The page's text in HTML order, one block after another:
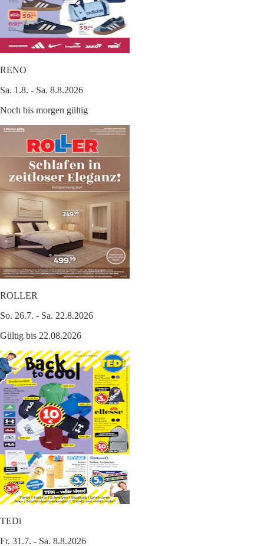
RENO
Sa. 1.8. - Sa. 8.8.2026
Noch bis morgen gültig
ROLLER
So. 26.7. - Sa. 22.8.2026
Gültig bis 22.08.2026
TEDi
Fr. 31.7. - Sa. 8.8.2026